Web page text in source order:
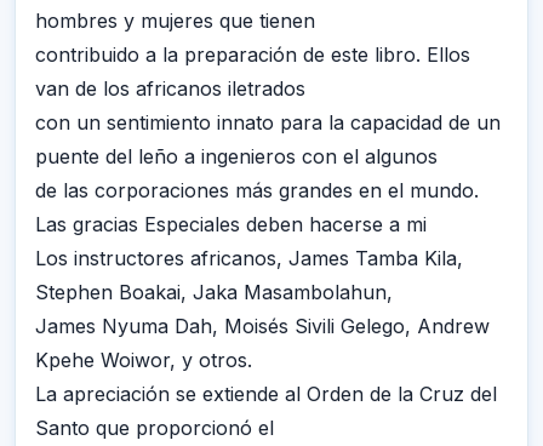
hombres y mujeres que tienen
contribuido a la preparación de este libro. Ellos
van de los africanos iletrados
con un sentimiento innato para la capacidad de un
puente del leño a ingenieros con el algunos
de las corporaciones más grandes en el mundo.
Las gracias Especiales deben hacerse a mi
Los instructores africanos, James Tamba Kila,
Stephen Boakai, Jaka Masambolahun,
James Nyuma Dah, Moisés Sivili Gelego, Andrew
Kpehe Woiwor, y otros.
La apreciación se extiende al Orden de la Cruz del
Santo que proporcionó el